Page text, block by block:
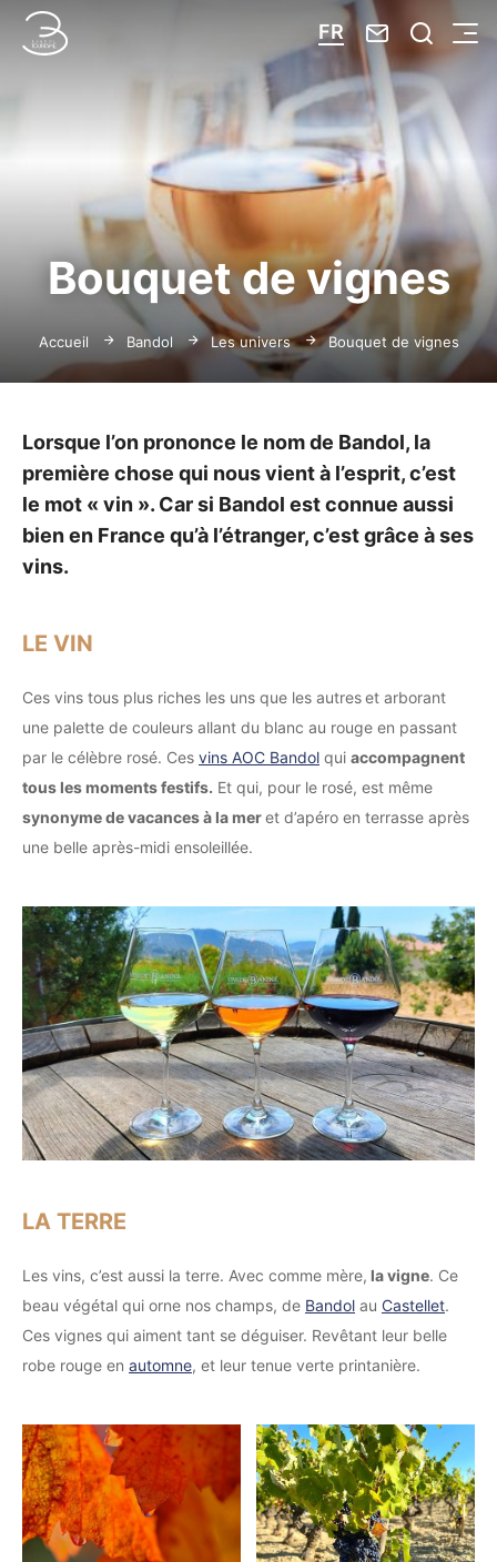
FR Nous Je
Menu
Bouquet de vignes
Accueil Bandol Les univers Bouquet de vignes
Lorsque l’on prononce le nom de Bandol, la
première chose qui nous vient à l’esprit, c’est
le mot « vin ». Car si Bandol est connue aussi
bien en France qu’à l’étranger, c’est grâce à ses
vins.
LE VIN
Ces vins tous plus riches les uns que les autreset arborant
une palette de couleurs allant du blanc au rouge en passant
par le célèbre rosé. Ces vins AOC Bandol qui accompagnent
tous les moments festifs. Et qui, pour le rosé, est même
synonyme de vacances à la meret d’apéro en terrasse après
une belle après-midi ensoleillée.
LA TERRE
Les vins, c’est aussi la terre. Avec comme mère, la vigne. Ce
beau végétal qui orne nos champs, de Bandol au Castellet.
Ces vignes qui aiment tant se déguiser. Revêtant leur belle
robe rouge en automne, et leur tenue verte printanière.